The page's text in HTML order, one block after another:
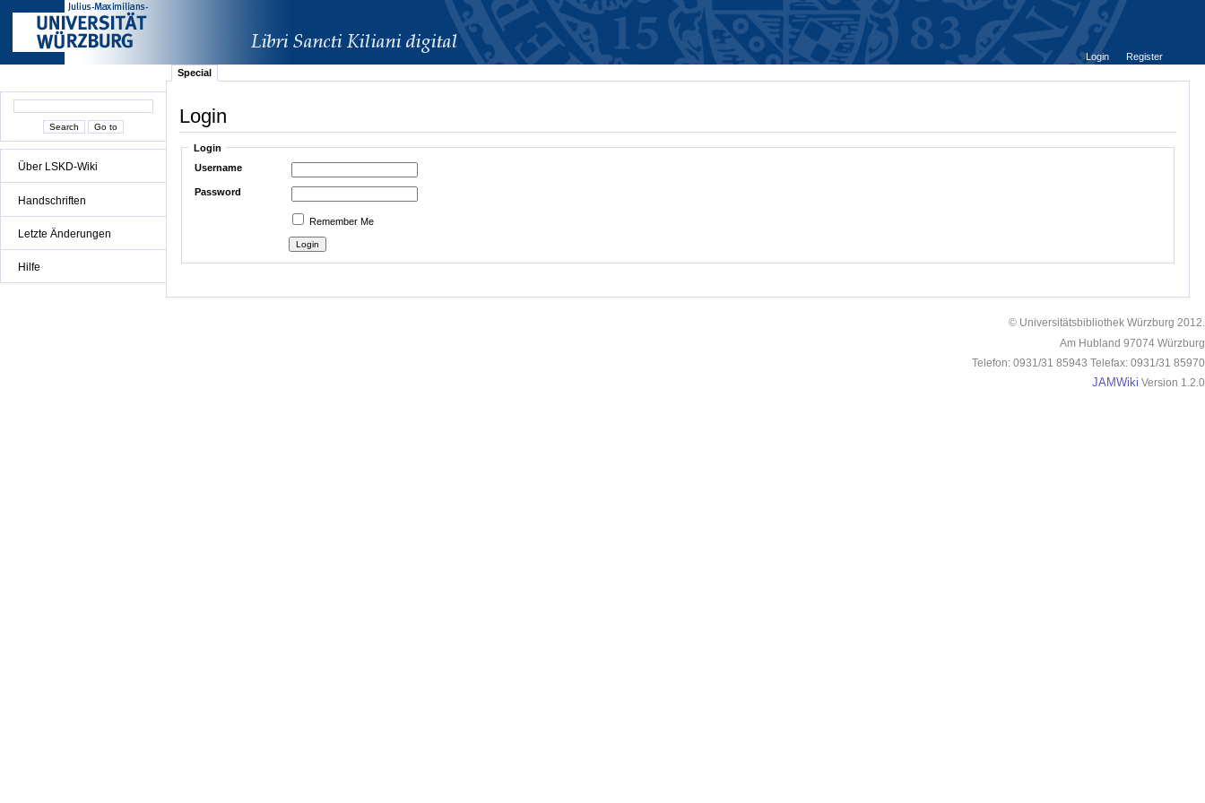
Über LSKD-Wiki
Handschriften
Letzte Änderungen
Hilfe
Login
Register
Special
Login
Login
Username
Password
Remember Me
© Universitätsbibliothek Würzburg 2012.
Am Hubland 97074 Würzburg
Telefon: 0931/31 85943 Telefax: 0931/31 85970
JAMWiki Version 1.2.0